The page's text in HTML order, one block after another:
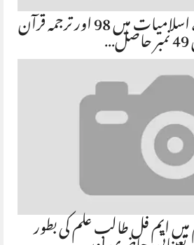
سکھ طالب علم نے اسلامیات میں 98 اور ترجمہ قرآن
ایم فل طالب علم کی بطور